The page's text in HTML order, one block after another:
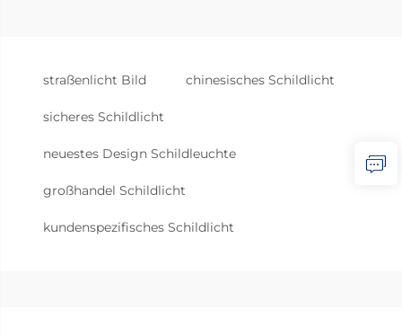
straßenlicht Bild chinesisches Schildlicht
sicheres Schildlicht
neuestes Design Schildleuchte
großhandel Schildlicht
kundenspezifisches Schildlicht